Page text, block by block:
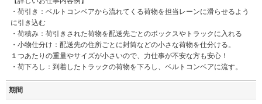
・荷引き：ベルトコンベアから流れてくる荷物を担当レーンに滑らせるよう
に引き込む
・荷積み：荷引きされた荷物を配送先ごとのボックスやトラックに入れる
・小物仕分け：配送先の住所ごとに封筒などの小さな荷物を仕分ける。
１つあたりの重量やサイズが小さいので、力仕事が不安な方も安心！
・荷下ろし：到着したトラックの荷物を下ろし、ベルトコンベアに流す。
期間